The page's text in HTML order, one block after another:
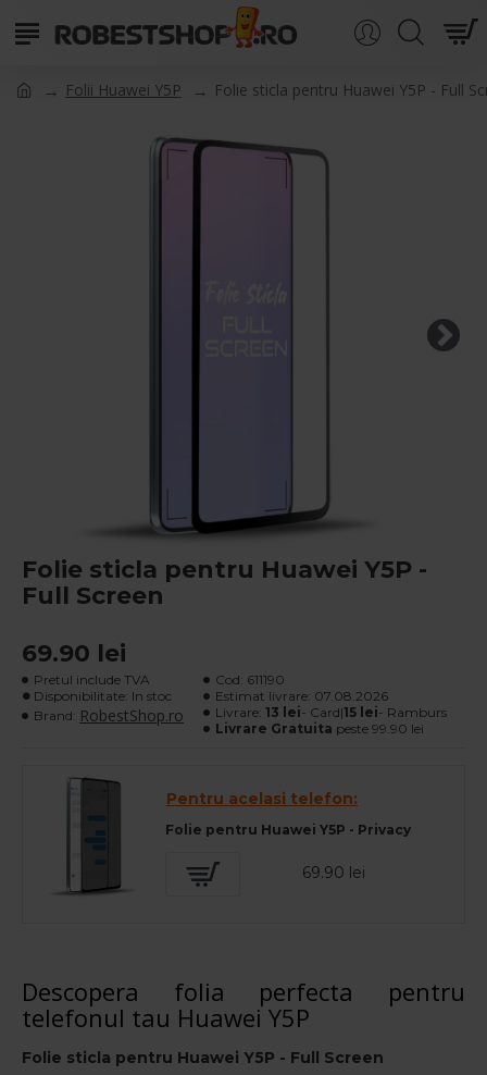
Folii Huawei Y5P Folie sticla pentru Huawei Y5P - Full
Folie sticla pentru Huawei Y5P -
Full Screen
69.90 lei
Pretul include TVA
Disponibilitate: In stoc
Brand: RobestShop.ro
Cod: 611190
Estimat livrare: 07.08.2026
Livrare: 13 lei- Card|15 lei- Ramburs
Livrare Gratuita peste 99.90 lei
Pentru acelasi telefon:
Folie pentru Huawei Y5P - Privacy
69.90 lei
Descopera folia perfecta pentru
telefonul tau Huawei Y5P
Folie sticla pentru Huawei Y5P - Full Screen